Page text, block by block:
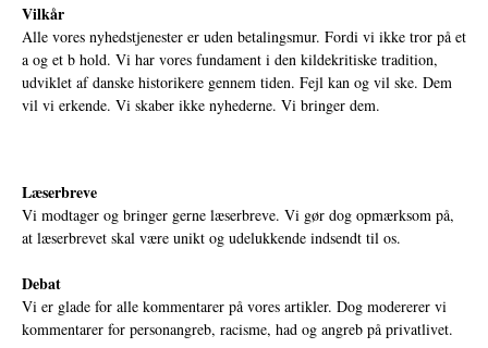
Vilkår
Alle vores nyhedstjenester er uden betalingsmur. Fordi vi ikke tror på et
a og et b hold. Vi har vores fundament i den kildekritiske tradition,
udviklet af danske historikere gennem tiden. Fejl kan og vil ske. Dem
vil vi erkende. Vi skaber ikke nyhederne. Vi bringer dem.
Læserbreve
Vi modtager og bringer gerne læserbreve. Vi gør dog opmærksom på,
at læserbrevet skal være unikt og udelukkende indsendt til os.
Debat
Vi er glade for alle kommentarer på vores artikler. Dog modererer vi
kommentarer for personangreb, racisme, had og angreb på privatlivet.